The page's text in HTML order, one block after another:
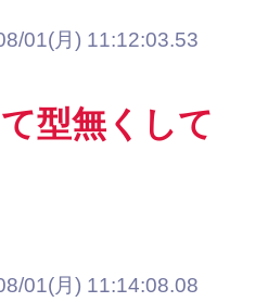
01(月) 11:12:03.53
型無くして
01(月) 11:14:08.08